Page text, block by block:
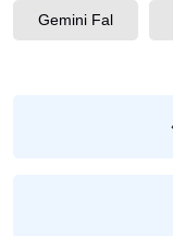
Gemini Fal